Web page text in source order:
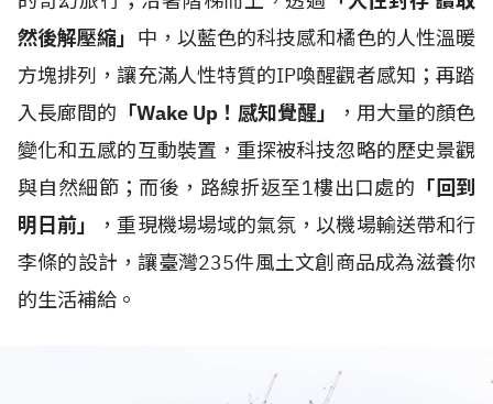
然後解壓縮」 中，以藍色的科技感和橘色的人性溫暖
方塊排列，讓充滿人性特質的IP喚醒觀者感知；再踏
入長廊間的 「Wake Up！感知覺醒」
，用大量的顏色
變化和五感的互動裝置，重探被科技忽略的歷史景觀
與自然細節；而後，路線折返至1樓出口處的 「回到
明日前」
，重現機場場域的氣氛，以機場輸送帶和行
李條的設計，讓臺灣235件風土文創商品成為滋養你
的生活補給。